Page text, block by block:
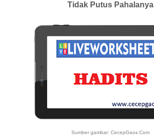
Tidak Putus Pahalanya
Sumber gambar: CecepGaos.Com